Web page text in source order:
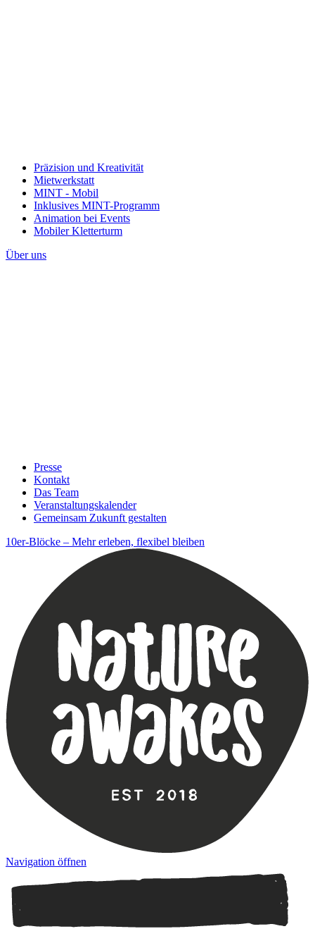
Präzision und Kreativität
Mietwerkstatt
MINT - Mobil
Inklusives MINT-Programm
Animation bei Events
Mobiler Kletterturm
Über uns
Presse
Kontakt
Das Team
Veranstaltungskalender
Gemeinsam Zukunft gestalten
10er-Blöcke – Mehr erleben, flexibel bleiben
Navigation öffnen